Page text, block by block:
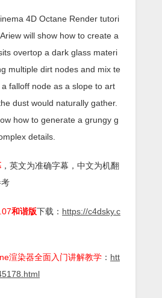
4D Octane Render tutori
will show how to create a
overtop a dark glass materi
multiple dirt nodes and mix te
falloff node as a slope to art
dust would naturally gather.
how to generate a grungy g
details.
，英文为准确字幕，中文为机翻
和谐版下载： https://c4dsky.c
渲染器全面入门讲解教学 ： htt